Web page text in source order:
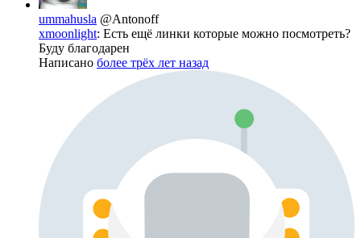
ummahusla @Antonoff
xmoonlight: Есть ещё линки которые можно посмотреть?
Буду благодарен
Написано более трёх лет назад